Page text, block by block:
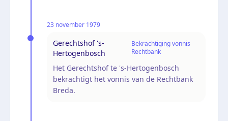
23 november 1979
Gerechtshof 's-
Hertogenbosch
Bekrachtiging vonnis
Rechtbank
Het Gerechtshof te 's-Hertogenbosch
bekrachtigt het vonnis van de Rechtbank
Breda.